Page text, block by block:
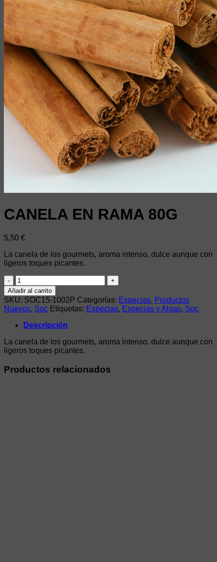
CANELA EN RAMA 80G
5,50 €
La canela de los gourmets, aroma intenso, dulce aunque con
ligeros toques picantes.
CANELA
EN
RAMA
80G
cantidad
Añadir al carrito
SKU: SOC15-1002P Categorías: Especias, Productos
Nuevos, Soc Etiquetas: Especias, Especias y Algas, Soc
Descripción
La canela de los gourmets, aroma intenso, dulce aunque con
ligeros toques picantes.
Productos relacionados